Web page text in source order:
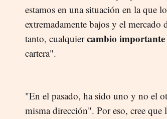
estamos en una situación en la que
extremadamente bajos y el mercado
tanto, cualquiercambio
cartera".
"En el pasado, ha sido uno y no el
misma dirección". Por eso, cree